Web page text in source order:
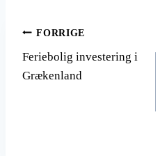
Indlægsnavigation
FORRIGE
Feriebolig investering i
Grækenland